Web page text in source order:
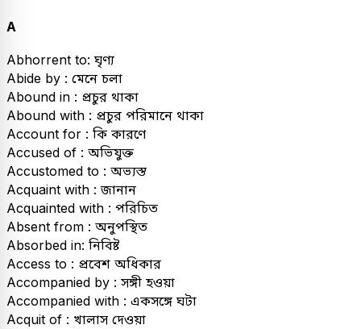
A
Abhorrent to: ঘৃণ্য
Abide by : মেনে চলা
Abound in : প্রচুর থাকা
Abound with : প্রচুর পরিমানে থাকা
Account for : কি কারণে
Accused of : অভিযুক্ত
Accustomed to : অভ্যস্ত
Acquaint with : জানান
Acquainted with : পরিচিত
Absent from : অনুপস্থিত
Absorbed in: নিবিষ্ট
Access to : প্রবেশ অধিকার
Accompanied by : সঙ্গী হওয়া
Accompanied with : একসঙ্গে ঘটা
Acquit of : খালাস দেওয়া